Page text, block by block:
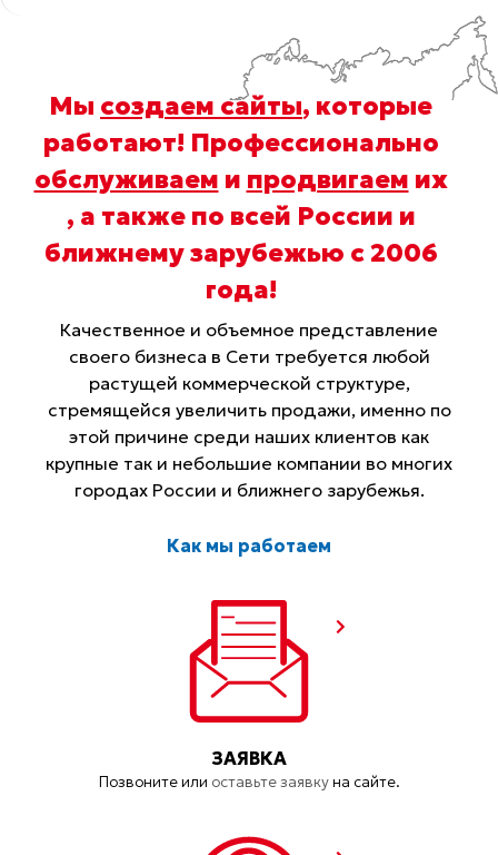
Мы создаем сайты, которые
работают! Профессионально
обслуживаем и продвигаем их
, а также по всей России и
ближнему зарубежью с 2006
года!
Качественное и объемное представление
своего бизнеса в Сети требуется любой
растущей коммерческой структуре,
стремящейся увеличить продажи, именно по
этой причине среди наших клиентов как
крупные так и небольшие компании во многих
городах России и ближнего зарубежья.
Как мы работаем
ЗАЯВКА
Позвоните или оставьте заявкуна сайте.